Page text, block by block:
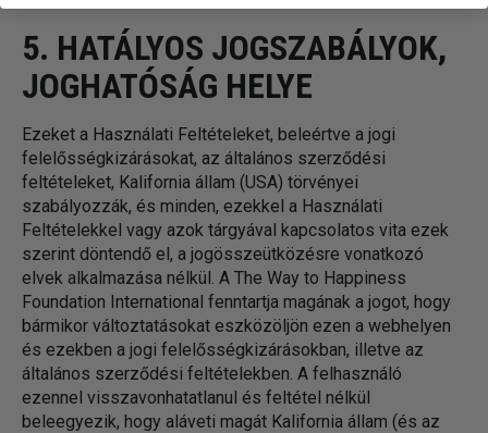
5. HATÁLYOS JOGSZABÁLYOK,
JOGHATÓSÁG HELYE
Ezeket a Használati Feltételeket, beleértve a jogi
felelősségkizárásokat, az általános szerződési
feltételeket, Kalifornia állam (USA) törvényei
szabályozzák, és minden, ezekkel a Használati
Feltételekkel vagy azok tárgyával kapcsolatos vita ezek
szerint döntendő el, a jogösszeütközésre vonatkozó
elvek alkalmazása nélkül. A The Way to Happiness
Foundation International fenntartja magának a jogot, hogy
bármikor változtatásokat eszközöljön ezen a webhelyen
és ezekben a jogi felelősségkizárásokban, illetve az
általános szerződési feltételekben. A felhasználó
ezennel visszavonhatatlanul és feltétel nélkül
beleegyezik, hogy aláveti magát Kalifornia állam (és az